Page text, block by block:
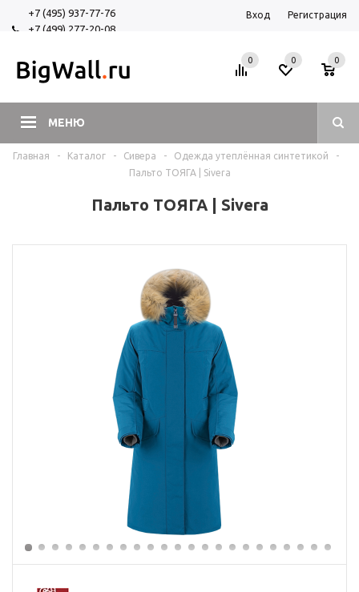
+7 (495) 937-77-76
+7 (499) 277-20-08
Вход Регистрация
МЕНЮ
0 0
0
Главная - Каталог - Сивера - Одежда утеплённая синтетикой
-
Пальто ТОЯГА | Sivera
Пальто ТОЯГА | Sivera